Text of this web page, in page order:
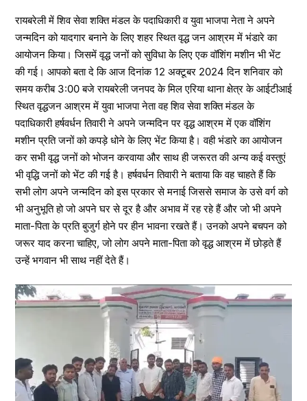
रायबरेली में शिव सेवा शक्ति मंडल के पदाधिकारी व युवा भाजपा नेता ने अपने
जन्मदिन को यादगार बनाने के लिए शहर स्थित वृद्ध जन आश्रम में भंडारे का
आयोजन किया। जिसमें वृद्ध जनों को सुविधा के लिए एक वॉशिंग मशीन भी भेंट
की गई। आपको बता दे कि आज दिनांक 12 अक्टूबर 2024 दिन शनिवार को
समय करीब 3:00 बजे रायबरेली जनपद के मिल एरिया थाना क्षेत्र के आईटीआई
स्थित वृद्धजन आश्रम में युवा भाजपा नेता वह शिव सेवा शक्ति मंडल के
पदाधिकारी हर्षवर्धन तिवारी ने अपने जन्मदिन पर वृद्ध आश्रम में एक वॉशिंग
मशीन प्रति जनों को कपड़े धोने के लिए भेंट किया है। वही भंडारे का आयोजन
कर सभी वृद्ध जनों को भोजन करवाया और साथ ही जरूरत की अन्य कई वस्तुएं
भी वृद्धि जनों को भेंट की गई है। हर्षवर्धन तिवारी ने बताया कि वह चाहते हैं कि
सभी लोग अपने जन्मदिन को इस प्रकार से मनाई जिससे समाज के उसे वर्ग को
भी अनुभूति हो जो अपने घर से दूर है और अभाव में रह रहे हैं और जो भी अपने
माता-पिता के प्रति बुजुर्ग होने पर हीन भावना रखते हैं। उनको अपने बचपन को
जरूर याद करना चाहिए, जो लोग अपने माता-पिता को वृद्ध आश्रम में छोड़ते हैं
उन्हें भगवान भी साथ नहीं देते हैं।